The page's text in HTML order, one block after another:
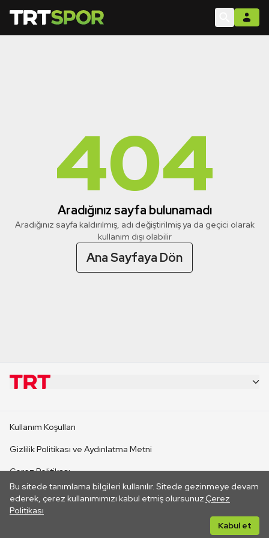
404
Aradığınız sayfa bulunamadı
Aradığınız sayfa kaldırılmış, adı değiştirilmiş ya da geçici olarak
kullanım dışı olabilir
Ana Sayfaya Dön
Bu sitede tanımlama bilgileri kullanılır. Sitede gezinmeye devam
ederek, çerez kullanımımızı kabul etmiş olursunuz.Çerez
Politikası
Kabul et
CANLI YAYINLAR
Kullanım Koşulları
Gizlilik Politikası ve Aydınlatma Metni
Çerez Politikası
İletişim
Her hakkı saklıdır. ©2026 TRT. Bağlantı yoluyla gidilen dış